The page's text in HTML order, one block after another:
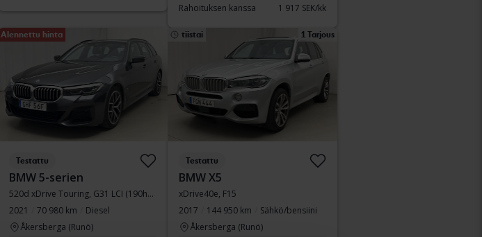
Rahoituksen kanssa 1 917 SEK/kk
Alennettu hinta
Testattu
BMW 5-serien
520d xDrive Touring, G31 LCI (190hk+11hk)
2021
70 980 km
Diesel
Åkersberga (Runö)
tiistai 1 Tarjous
Testattu
BMW X5
xDrive40e, F15
2017
144 950 km
Sähkö/bensiini
Åkersberga (Runö)